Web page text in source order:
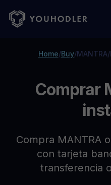
Home/Buy/MANTRA/
Comprar
Compra MANTRA
con tarjeta
transferencia